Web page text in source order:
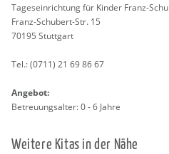
Ta­ges­ein­rich­tung für Kin­der Franz-
Franz-Schu­bert-Str. 15
70195 Stutt­gart
Tel.:(0711) 21 69 86 67
An­ge­bot:
Be­treu­ungs­al­ter: 0 - 6 Jahre
Wei­te­re Kitas in der Nähe